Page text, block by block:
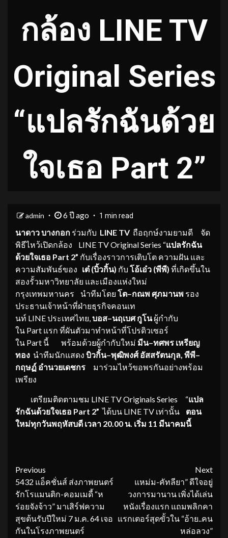
กล้อง LINE TV
Original Series
“แปลรักฉันด้วย
ใจเธอ Part 2”
admin 6 ปี ago 1 min read
นาดาว บางกอก ร่วมกับ LINE TVถือฤกษ์งามยามดี
จัด
พิธีไหว้เปิดกล้อง LINE TV Original Series “แปลรักฉัน
ด้วยใจเธอ Part 2” กับเรื่องราวการเติบโต ความฝัน และ
ความสัมพันธ์ของ เต๋(บิ้วกิ้น) กับ โอ้เอ๋ว (พีพี) ที่เกิดขึ้นใน
สองรั้วมหาวิทยาลัย และเมืองแห่งใหม่
กรุงเทพมหานคร นำทีมโดย โต–กณพ ศุภมานพ รอง
ประธานเจ้าหน้าที่ฝ่ายธุรกิจคอนเท
นท์ LINE ประเทศไทย, บอส–นฤเบศ กูโนผู้กำกับ
ใน Part แรก ที่ผันตัวมาทำหน้าที่โปรดิวเซอร์
ใน Part นี้ พร้อมด้วยผู้กำกับใหม่ มีน–ทศพร เหรียญ
ทอง นำทีมนักแสดง บิวกิ้น–พุฒิพงศ์ อัสสรัตนกุล, พีพี–
กฤษฏ์ อำนวยเดชกร
มาร่วมไหว้ขอพรกันอย่างพร้อม
เพรียง
เตรียมติดตามชม LINE TV Originals Series “แปล
รักฉันด้วยใจเธอ Part 2” ได้บน LINE TV เท่านั้น ตอน
ใหม่ทุกวันพฤหัสบดี เวลา 20.00 น. เริ่ม 11 มีนาคมนี้
Continue
Reading
Previous
5432 แอ็คชั่นส์ ส่งภาพยนตร์
รักโรแมนติก-คอมเมดี้ “ห
ร่อยจังจ้าว” มาเสิร์ฟความ
สุขต้นรับปีใหม่ 7 ม.ค. 64 เจอ
กันในโรงภาพยนตร์
Next
แหม่ม-คัทลียา” ดีใจอยู่
วงการมานาน เพิ่งได้เล่น
หนังเรื่องแรก แถมพลิกคา
แรกเตอร์สุดขั้วใน “อ้าย..คน
หล่อลวง”